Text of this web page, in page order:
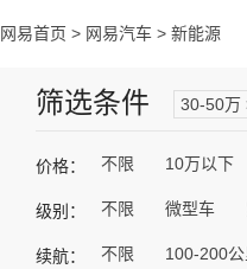
网易首页 > 网易汽车 > 新能源
筛选条件 30-50万
价格： 不限 10万以下
级别： 不限 微型车
续航： 不限 100-200公